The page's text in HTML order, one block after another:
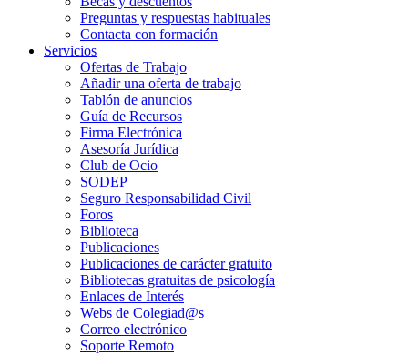
Preguntas y respuestas habituales
Contacta con formación
Servicios
Ofertas de Trabajo
Añadir una oferta de trabajo
Tablón de anuncios
Guía de Recursos
Firma Electrónica
Asesoría Jurídica
Club de Ocio
SODEP
Seguro Responsabilidad Civil
Foros
Biblioteca
Publicaciones
Publicaciones de carácter gratuito
Bibliotecas gratuitas de psicología
Enlaces de Interés
Webs de Colegiad@s
Correo electrónico
Soporte Remoto